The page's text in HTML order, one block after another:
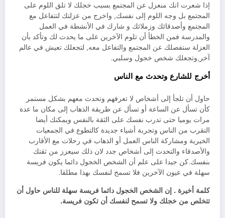
إذا شعرت انك منعزل عن المجتمع بسبب خجلك لا تلق اللوم على
المجتمع بل وجه اللوم إلى نفسك, واخرج من عزلتك لتتفاعل مع
المجتمع وأصدقائك وزملائك و شارك في الأنشطة في العمل
والمدرسة فمن الخطأ أن تلوم الآخرين على ما يحدث لك وتأكد بأن
العزلة ستفصلك عن المجتمع والتفاعل معه, لتجعلك تعيش في عالم
آخر,وتجعلك شخص خجول وسلبي.
أخرج للشارع وتحدث مع الناس
حاول أن تلجأ إلى أشخاص لا تعرفهم وتحدث معهم بشكل مستمر
كأن تسأل عن الساعة أو تسأل عن طريقة الذهاب إلى مكان ما عدة
مرات يوميا حتى تدرب نفسك على الثقة بالنفس ويمكنك أيضا
التقرب من الناس وتجربة أشياء جديدة كالتطوع في الجمعيات
الخيرية ومشاركة الناس العمل أو الذهاب في رحلات مع الأقارب
والأصدقاء والتحدث إلى أشخاص جدد لان ذلك سيعزز من ثقتك
بنفسك.كن جيدا على علم أن الشخص الخجول دائما يكون فريسة
سهلة في عيون الآخرين فلا تسمح لنفسك بهذا مطلقا.
كلمة أخيرة . إن الشخص الخجول دائما فريسة سهلة للناس حاول أن
تتخلص من خجلك ولا تسمح لنفسك أن تكون فريسة.